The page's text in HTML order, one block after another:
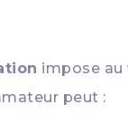
impose au
peut :